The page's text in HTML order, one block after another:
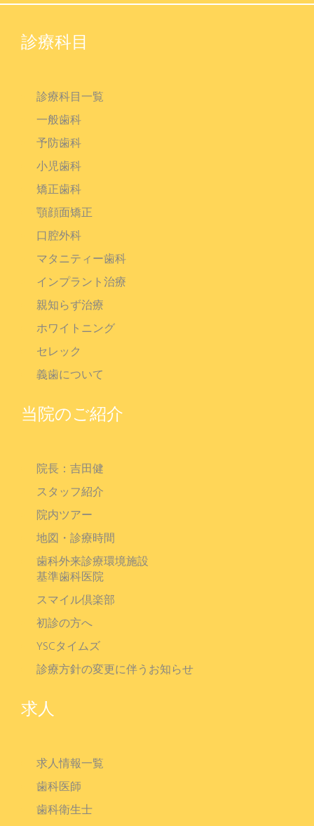
診療科目
診療科目一覧
一般歯科
予防歯科
小児歯科
矯正歯科
顎顔面矯正
口腔外科
マタニティー歯科
インプラント治療
親知らず治療
ホワイトニング
セレック
義歯について
当院のご紹介
院長：吉田健
スタッフ紹介
院内ツアー
地図・診療時間
歯科外来診療環境施設
基準歯科医院
スマイル倶楽部
初診の方へ
YSCタイムズ
診療方針の変更に伴うお知らせ
求人
求人情報一覧
歯科医師
歯科衛生士